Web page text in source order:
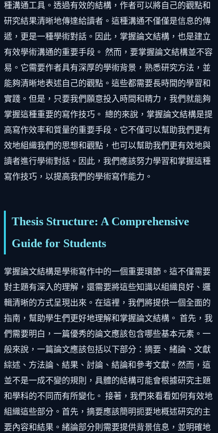
種溝通工具。透過有效的結構，作者可以將自己的觀點和
研究結果清晰地傳達給讀者。這種溝通不僅僅是信息的傳
遞，更是一種學術對話。因此，掌握論文結構，也是建立
有效學術溝通的重要手段。 然而，要掌握論文結構並不容
易。它需要作者具有深厚的學術背景，熟悉研究方法，並
能夠清晰地表述自己的觀點。這些都需要長時間的學習和
實踐。但是，只要我們願意投入時間和精力，我們就能夠
掌握這種重要的寫作技巧。 總的來說，掌握論文結構是提
高寫作效率和質量的重要手段。它不僅可以幫助我們更有
效地組織我們的思想和觀點，也可以幫助我們更有效地與
讀者進行學術對話。因此，我們應該努力學習和掌握這種
寫作技巧，以提高我們的學術寫作能力。
Thesis Structure: A Comprehensive
Guide for Students
掌握論文結構是學術寫作中的一個重要環節。這不僅需要
對主題有深入的理解，還需要將這些知識以組織良好、邏
輯清晰的方式呈現出來。在這裡，我們將提供一個全面的
指南，幫助學生們更好地理解和掌握論文結構。 首先，我
們需要明白，一篇優秀的論文應該包含哪些基本元素。一
般來說，一篇論文應該包括以下部分：摘要、緒論、文獻
綜述、方法論、結果、討論、結論和參考文獻。然而，這
並不是一成不變的規則，具體的結構可能會根據研究主題
和學科的不同而有所變化。 接著，我們來看看如何有效地
組織這些部分。首先，摘要應該簡明扼要地概述研究的主
要內容和結果。緒論部分則需要提供背景信息，並明確地